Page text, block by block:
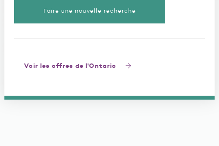
Faire une nouvelle recherche
Voir les offres de l'Ontario